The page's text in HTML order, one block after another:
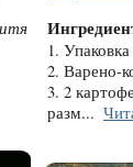
1.
2. Варено-
3. 2
разм...